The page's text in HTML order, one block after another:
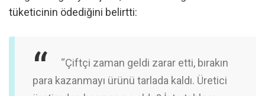
tüketicinin ödediğini belirtti:
“Çiftçi zaman geldi zarar etti, bırakın
para kazanmayı ürünü tarlada kaldı. Üretici